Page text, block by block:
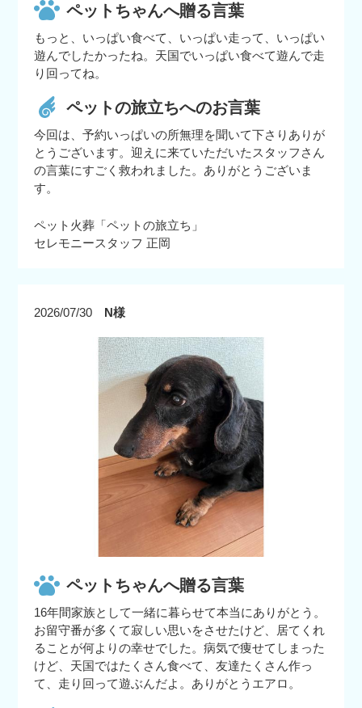
ペットちゃんへ贈る言葉
もっと、いっぱい食べて、いっぱい走って、いっぱい
遊んでしたかったね。天国でいっぱい食べて遊んで走
り回ってね。
ペットの旅立ちへのお言葉
今回は、予約いっぱいの所無理を聞いて下さりありが
とうございます。迎えに来ていただいたスタッフさん
の言葉にすごく救われました。ありがとうございま
す。
ペット火葬「ペットの旅立ち」
セレモニースタッフ 正岡
2026/07/30 N様
ペットちゃんへ贈る言葉
16年間家族として一緒に暮らせて本当にありがとう。
お留守番が多くて寂しい思いをさせたけど、居てくれ
ることが何よりの幸せでした。病気で痩せてしまった
けど、天国ではたくさん食べて、友達たくさん作っ
て、走り回って遊ぶんだよ。ありがとうエアロ。